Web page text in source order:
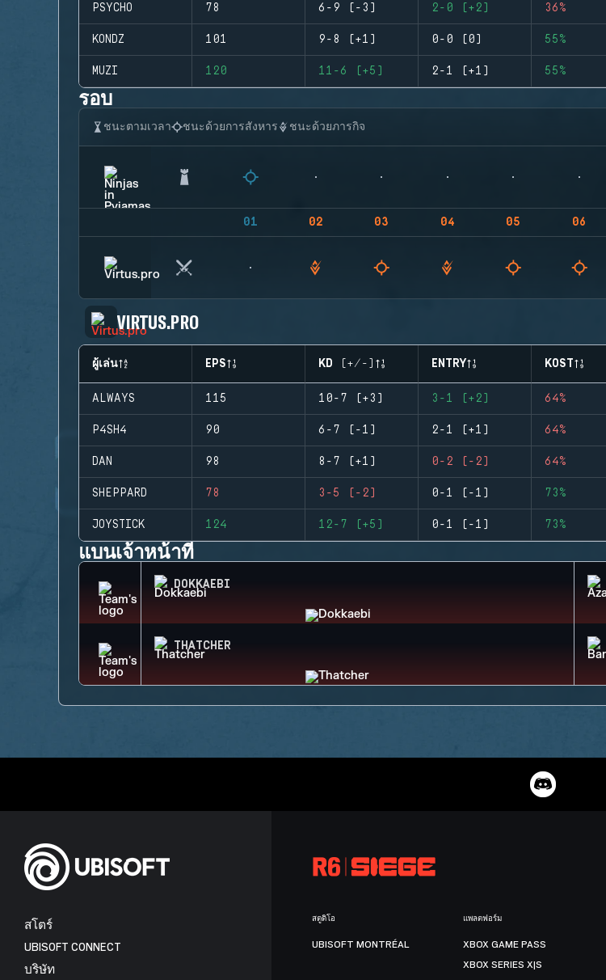
PSYCHO 78 6-9 (-3) 2-0 (+2) 36%
KONDZ 101 9-8 (+1) 0-0 (0) 55%
MUZI 120 11-6 (+5) 2-1 (+1) 55%
รอบ
ชนะตามเวลา ชนะด้วยการสังหาร ชนะด้วยภารกิจ
01 02 03 04 05 06
VIRTUS.PRO
ผู้เล่น EPS KD (+/-) ENTRY KOST
ALWAYS 115 10-7 (+3) 3-1 (+2) 64%
P4SH4 90 6-7 (-1) 2-1 (+1) 64%
DAN 98 8-7 (+1) 0-2 (-2) 64%
SHEPPARD 78 3-5 (-2) 0-1 (-1) 73%
JOYSTICK 124 12-7 (+5) 0-1 (-1) 73%
แบนเจ้าหน้าที่
DOKKAEBI
THATCHER
สโตร์
UBISOFT CONNECT
บริษัท
สตูดิโอ
UBISOFT MONTRÉAL
แพลตฟอร์ม
XBOX GAME PASS
XBOX SERIES X|S